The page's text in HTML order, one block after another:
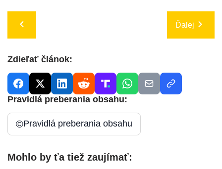
Ďalej
Zdieľať článok:
Pravidlá preberania obsahu:
©Pravidlá preberania obsahu
Mohlo by ťa tiež zaujímať: